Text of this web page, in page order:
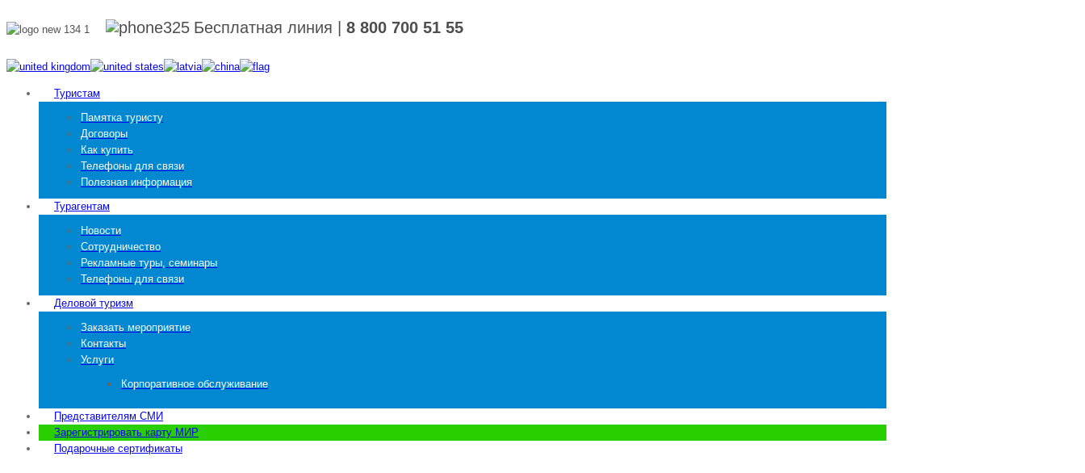
Бесплатная линия 8 800 700 51 55
Туристам
Памятка туристу
Договоры
Как купить
Телефоны для связи
Полезная информация
Турагентам
Новости
Сотрудничество
Рекламные туры, семинары
Телефоны для связи
Деловой туризм
Заказать мероприятие
Контакты
Услуги
Корпоративное обслуживание
Представителям СМИ
Зарегистрировать карту МИР
Подарочные сертификаты